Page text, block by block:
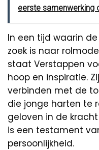
eerste samenwerking
In een tijd waarin
zoek is naar
staat Verstappen
hoop en inspiratie.
verbinden met de
die jonge harten te
geloven in de
is een testament
persoonlijkheid.